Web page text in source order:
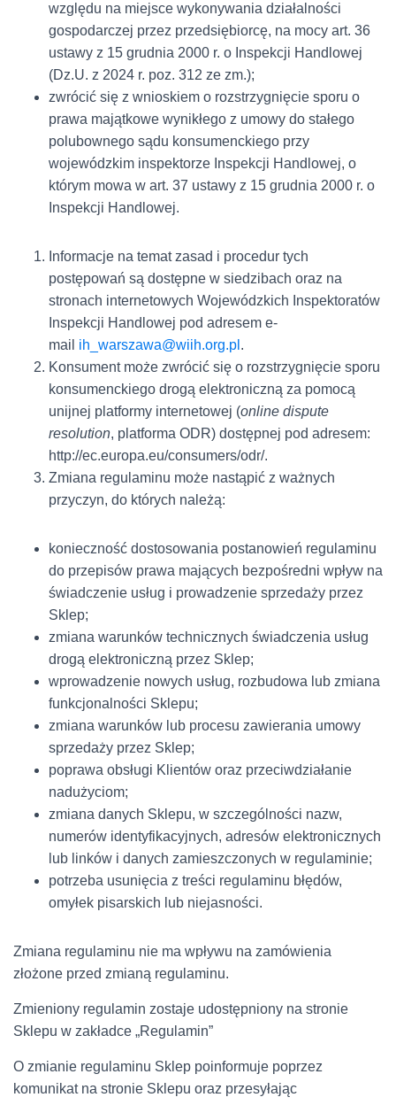
względu na miejsce wykonywania działalności
gospodarczej przez przedsiębiorcę, na mocy art. 36
ustawy z 15 grudnia 2000 r. o Inspekcji Handlowej
(Dz.U. z 2024 r. poz. 312 ze zm.);
zwrócić się z wnioskiem o rozstrzygnięcie sporu o
prawa majątkowe wynikłego z umowy do stałego
polubownego sądu konsumenckiego przy
wojewódzkim inspektorze Inspekcji Handlowej, o
którym mowa w art. 37 ustawy z 15 grudnia 2000 r. o
Inspekcji Handlowej.
Informacje na temat zasad i procedur tych
postępowań są dostępne w siedzibach oraz na
stronach internetowych Wojewódzkich Inspektoratów
Inspekcji Handlowej pod adresem e-
mail ih_warszawa@wiih.org.pl .
Konsument może zwrócić się o rozstrzygnięcie sporu
konsumenckiego drogą elektroniczną za pomocą
unijnej platformy internetowej (online dispute
resolution, platforma ODR) dostępnej pod adresem:
http://ec.europa.eu/consumers/odr/.
Zmiana regulaminu może nastąpić z ważnych
przyczyn, do których należą:
konieczność dostosowania postanowień regulaminu
do przepisów prawa mających bezpośredni wpływ na
świadczenie usług i prowadzenie sprzedaży przez
Sklep;
zmiana warunków technicznych świadczenia usług
drogą elektroniczną przez Sklep;
wprowadzenie nowych usług, rozbudowa lub zmiana
funkcjonalności Sklepu;
zmiana warunków lub procesu zawierania umowy
sprzedaży przez Sklep;
poprawa obsługi Klientów oraz przeciwdziałanie
nadużyciom;
zmiana danych Sklepu, w szczególności nazw,
numerów identyfikacyjnych, adresów elektronicznych
lub linków i danych zamieszczonych w regulaminie;
potrzeba usunięcia z treści regulaminu błędów,
omyłek pisarskich lub niejasności.
Zmiana regulaminu nie ma wpływu na zamówienia
złożone przed zmianą regulaminu.
Zmieniony regulamin zostaje udostępniony na stronie
Sklepu w zakładce „Regulamin”
O zmianie regulaminu Sklep poinformuje poprzez
komunikat na stronie Sklepu oraz przesyłając